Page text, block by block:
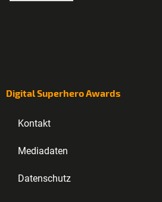
Digital Superhero Awards
Kontakt
Mediadaten
Datenschutz